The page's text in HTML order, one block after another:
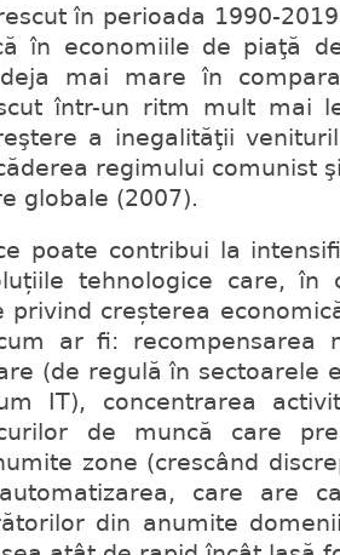
în perioada 1990-
în economiile de piaţă
mai mare în
într-un ritm mult mai
a inegalităţii
regimului comunist
globale (2007).
poate contribui la
tehnologice care, în
privind creșterea
ar fi: recompensarea
(de regulă în sectoarele
IT), concentrarea
de muncă care
zone (crescând
care are
din anumite